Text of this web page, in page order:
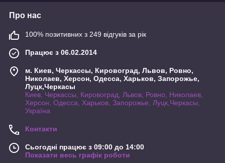
Про нас
100% позитивних з 249 відгуків за рік
Працює з 06.02.2014
м. Киев, Черкассы, Кировоград, Львов, Ровно,
Николаев, Херсон, Одесса, Харьков, Запорожье,
Луцк,Черкасы
Киев, Черкассы, Кировоград, Львов, Ровно, Николаев,
Херсон, Одесса, Харьков, Запорожье, Луцк,Черкасы,
Україна
Контакти
Сьогодні працює з 09:00 до 14:00
Показати весь графік роботи